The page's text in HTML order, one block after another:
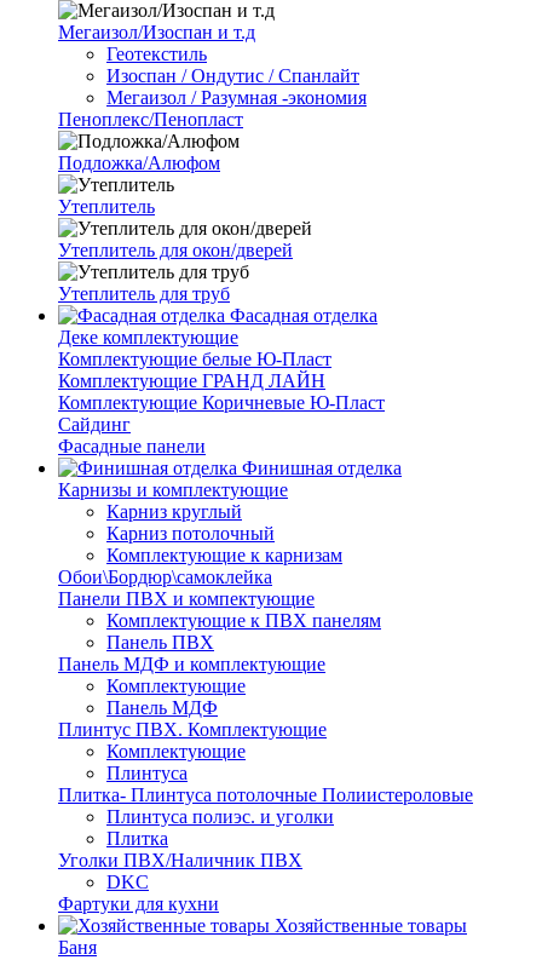
Мегаизол/Изоспан и т.д
Геотекстиль
Изоспан / Ондутис / Спанлайт
Мегаизол / Разумная -экономия
Пеноплекс/Пенопласт
Подложка/Алюфом
Утеплитель
Утеплитель для окон/дверей
Утеплитель для труб
Фасадная отделка
Деке комплектующие
Комплектующие белые Ю-Пласт
Комплектующие ГРАНД ЛАЙН
Комплектующие Коричневые Ю-Пласт
Сайдинг
Фасадные панели
Финишная отделка
Карнизы и комплектующие
Карниз круглый
Карниз потолочный
Комплектующие к карнизам
Обои\Бордюр\самоклейка
Панели ПВХ и компектующие
Комплектующие к ПВХ панелям
Панель ПВХ
Панель МДФ и комплектующие
Комплектующие
Панель МДФ
Плинтус ПВХ. Комплектующие
Комплектующие
Плинтуса
Плитка- Плинтуса потолочные Полиистероловые
Плинтуса полиэс. и уголки
Плитка
Уголки ПВХ/Наличник ПВХ
DKC
Фартуки для кухни
Хозяйственные товары
Баня